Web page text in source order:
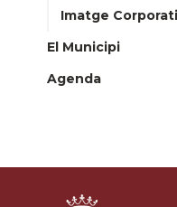
Imatge
El Municipi
Agenda